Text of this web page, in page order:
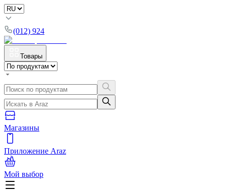
(012) 924
Товары
Магазины
Приложение Araz
Мой выбор